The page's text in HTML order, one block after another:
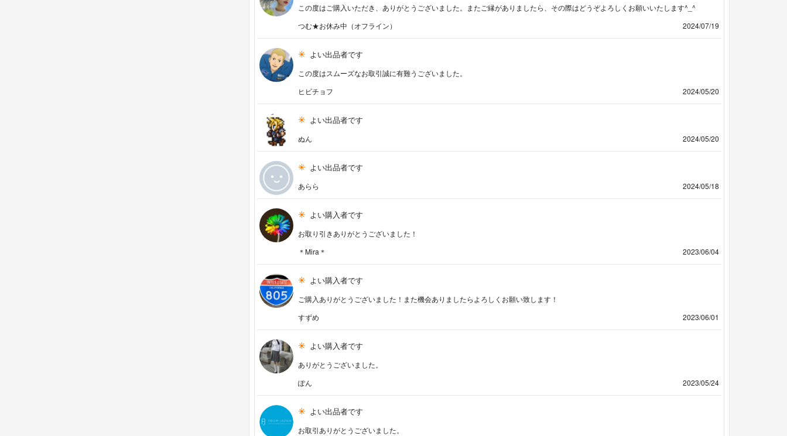
この度はご購入いただき、ありがとうございました。またご縁がありましたら、その際はどうぞよろしくお願いいたします^_^
つむ★お休み中（オフライン）
2024/07/19
よい出品者です
この度はスムーズなお取引誠に有難うございました。
ヒビチョフ
2024/05/20
よい出品者です
ぬん 2024/05/20
よい出品者です
あらら 2024/05/18
よい購入者です
お取り引きありがとうございました！
＊Mira＊
2023/06/04
よい購入者です
ご購入ありがとうございました！また機会ありましたらよろしくお願い致します！
すずめ
2023/06/01
よい購入者です
ありがとうございました。
ぽん
2023/05/24
よい出品者です
お取引ありがとうございました。